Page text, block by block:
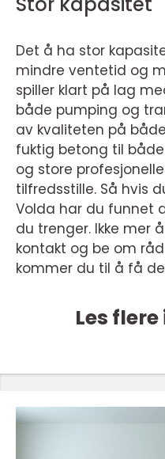
Det å ha stor
mindre ventetid og
spiller klart på lag
både pumping og
av kvaliteten på
fuktig betong til
og store
tilfredsstille. Så hvis
Volda har du funnet
du trenger. Ikke mer
kontakt og be om
kommer du til å få
Les